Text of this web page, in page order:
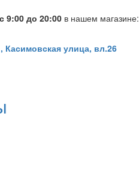
9:00 до 20:00 в нашем магазине:
улица, вл.26